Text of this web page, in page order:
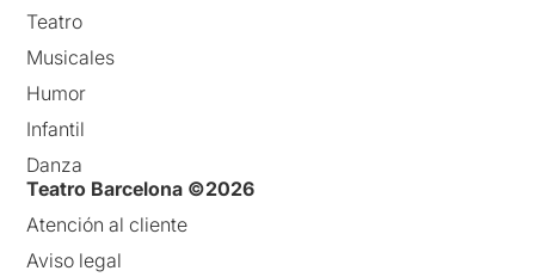
Teatro
Musicales
Humor
Infantil
Danza
Teatro Barcelona ©2026
Atención al cliente
Aviso legal